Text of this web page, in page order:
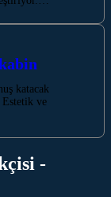
katacak
Estetik ve
-